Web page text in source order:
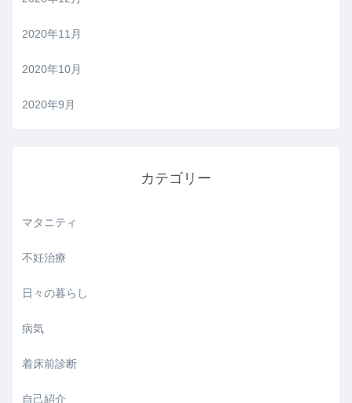
2020年11月
2020年10月
2020年9月
カテゴリー
マタニティ
不妊治療
日々の暮らし
病気
着床前診断
自己紹介